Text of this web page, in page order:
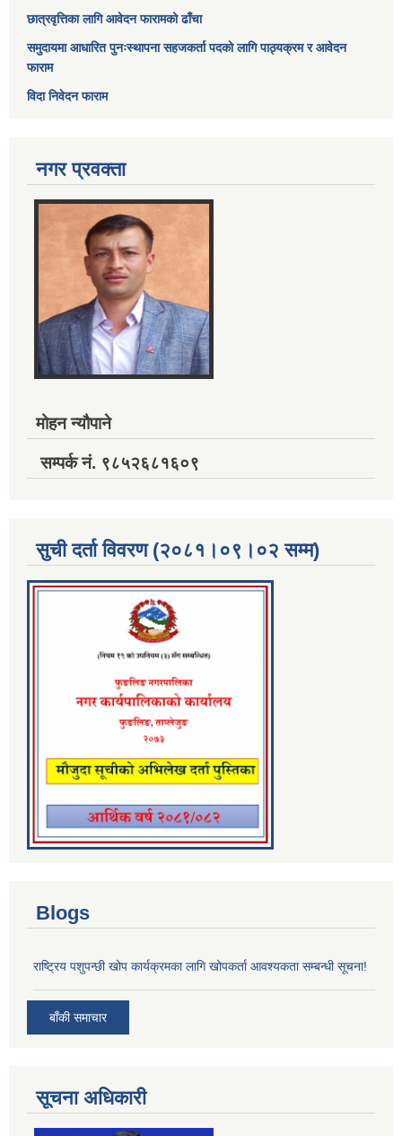
छात्रवृत्तिका लागि आवेदन फारामको ढाँचा
समुदायमा आधारित पुनःस्थापना सहजकर्ता पदको लागि पाठ्यक्रम र आवेदन
फाराम
विदा निवेदन फाराम
नगर प्रवक्ता
मोहन न्यौपाने
सम्पर्क नं. ९८५२६८१६०९
सुची दर्ता विवरण (२०८१।०९।०२ सम्म)
Blogs
राष्ट्रिय पशुपन्छी खोप कार्यक्रमका लागि खोपकर्ता आवश्यकता सम्बन्धी सूचना!
बाँकी समाचार
सूचना अधिकारी